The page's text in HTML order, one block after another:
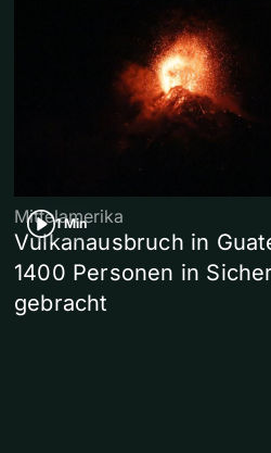
1 Min
Mittelamerika
Vulkanausbruch in
1400 Personen in
gebracht